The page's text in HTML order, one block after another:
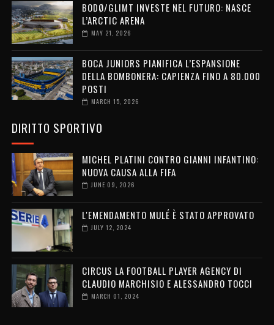
BODØ/GLIMT INVESTE NEL FUTURO: NASCE
L’ARCTIC ARENA
MAY 21, 2026
BOCA JUNIORS PIANIFICA L’ESPANSIONE
DELLA BOMBONERA: CAPIENZA FINO A 80.000
POSTI
MARCH 15, 2026
DIRITTO SPORTIVO
MICHEL PLATINI CONTRO GIANNI INFANTINO:
NUOVA CAUSA ALLA FIFA
JUNE 09, 2026
L'EMENDAMENTO MULÉ È STATO APPROVATO
JULY 12, 2024
CIRCUS LA FOOTBALL PLAYER AGENCY DI
CLAUDIO MARCHISIO E ALESSANDRO TOCCI
MARCH 01, 2024